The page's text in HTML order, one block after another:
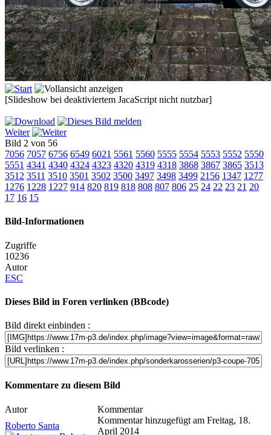
[Slideshow bei deaktiviertem JacaScript nicht nutzbar]
Weiter
Bild 2 von 56
7056 7057 6756 6549 6021 5561 5560 5555 5554 5553 5552 5550
5551 4341 4340 4324 4323 4320 4319 4318 3868 3867 3865 3513
3512 3511 3510 3501 3502 3500 3497 3498 3499 2156 1347 1277
1276 1228 1227 914 820 819 818 808 807 806 25 24 22 23 21 20
17 16 15
Bild-Informationen
Zugriffe
10236
Autor
ESC
Dieses Bild in Foren verlinken (BBcode)
Bild direkt einbinden :
Bild verlinken :
Kommentare zu diesem Bild
Autor
Kommentar
Roberto Santa
Kommentar hinzugefügt am Freitag, 18.
April 2014